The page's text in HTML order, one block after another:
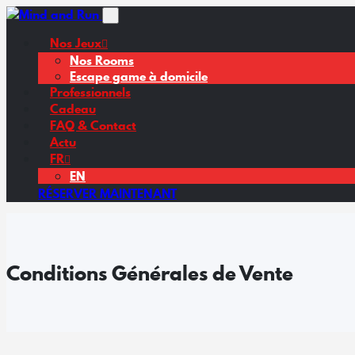
Nos Jeux
Nos Rooms
Escape game à domicile
Professionnels
Cadeau
FAQ & Contact
Actu
FR
EN
RÉSERVER MAINTENANT
Conditions Générales de Vente